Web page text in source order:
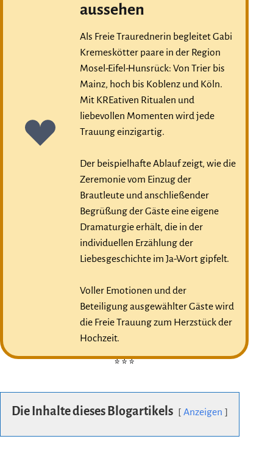
aussehen
Als Freie Traurednerin begleitet Gabi
Kremeskötter paare in der Region
Mosel-Eifel-Hunsrück: Von Trier bis
Mainz, hoch bis Koblenz und Köln.
Mit KREativen Ritualen und
liebevollen Momenten wird jede
Trauung einzigartig.
Der beispielhafte Ablauf zeigt, wie die
Zeremonie vom Einzug der
Brautleute und anschließender
Begrüßung der Gäste eine eigene
Dramaturgie erhält, die in der
individuellen Erzählung der
Liebesgeschichte im Ja-Wort gipfelt.
Voller Emotionen und der
Beteiligung ausgewählter Gäste wird
die Freie Trauung zum Herzstück der
Hochzeit.
Die Inhalte dieses Blogartikels Anzeigen